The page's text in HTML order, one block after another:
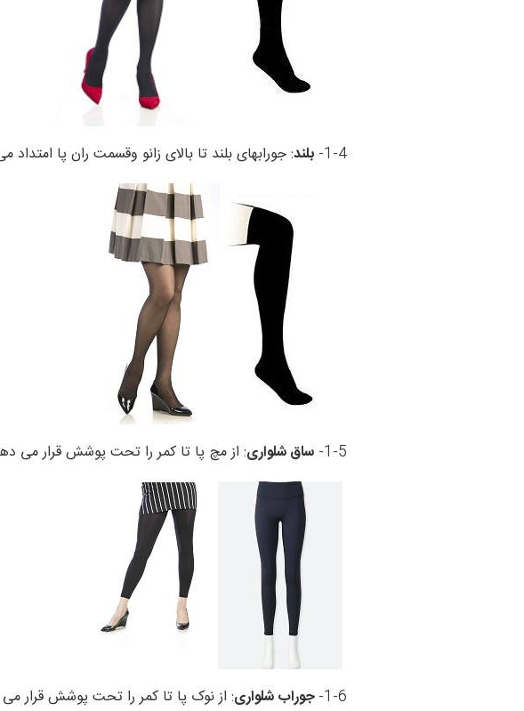
1-4- بلند: جورابهای بلند تا بالای زانو وقسمت ران پا امتداد
1-5- ساق شلواری: از مچ پا تا کمر را تحت پوشش قرار می
1-6- جوراب شلواری: از نوک پا تا کمر را تحت پوشش قرار